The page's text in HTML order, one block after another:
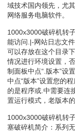
域技术国内领先，尤
网络服务电脑软件。
1000x3000破碎机转
能访问.|-网站日志文
可以存放在这个目录
情况进行环境设置，
制面板中点“.版本”设
中点“版本”设置您的
的是程序或.中需要连
置运行模式，老版本
1000x3000破碎机转
塞破碎机简介：系列